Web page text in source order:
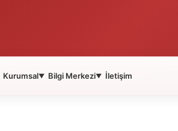
Kurumsal▼ Bilgi Merkezi▼ İletişim